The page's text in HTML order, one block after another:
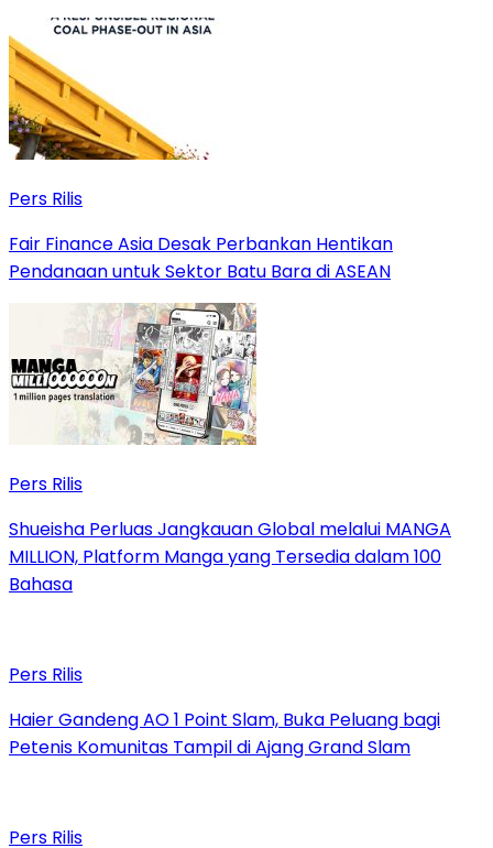
Pers Rilis
Fair Finance Asia Desak Perbankan Hentikan
Pendanaan untuk Sektor Batu Bara di ASEAN
Pers Rilis
Shueisha Perluas Jangkauan Global melalui MANGA
MILLION, Platform Manga yang Tersedia dalam 100
Bahasa
Pers Rilis
Haier Gandeng AO 1 Point Slam, Buka Peluang bagi
Petenis Komunitas Tampil di Ajang Grand Slam
Pers Rilis